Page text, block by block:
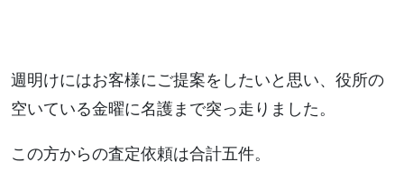
週明けにはお客様にご提案をしたいと思い、役所の
空いている金曜に名護まで突っ走りました。
この方からの査定依頼は合計五件。